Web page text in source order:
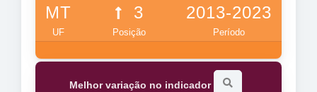
MT
UF
3
Posição
2013-2023
Período
Melhor variação no indicador